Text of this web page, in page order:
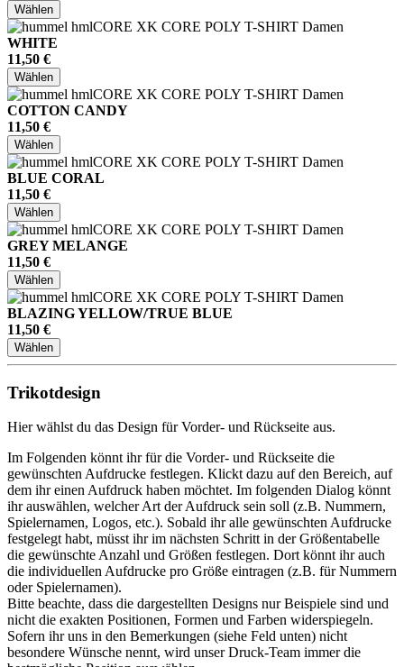
Wählen
WHITE
11,50 €
Wählen
COTTON CANDY
11,50 €
Wählen
BLUE CORAL
11,50 €
Wählen
GREY MELANGE
11,50 €
Wählen
BLAZING YELLOW/TRUE BLUE
11,50 €
Wählen
Trikotdesign
Hier wählst du das Design für Vorder- und Rückseite aus.
Im Folgenden könnt ihr für die Vorder- und Rückseite die
gewünschten Aufdrucke festlegen. Klickt dazu auf den Bereich, auf
dem ihr einen Aufdruck haben möchtet. Im folgenden Dialog könnt
ihr auswählen, welcher Art der Aufdruck sein soll (z.B. Nummern,
Spielernamen, Logos, etc.). Sobald ihr alle gewünschten Aufdrucke
festgelegt habt, müsst ihr im nächsten Schritt in der Größentabelle
die gewünschte Anzahl und Größen festlegen. Dort könnt ihr auch
die individuellen Aufdrucke pro Größe eintragen (z.B. für Nummern
oder Spielernamen).
Bitte beachte, dass die dargestellten Designs nur Beispiele sind und
nicht die exakten Positionen, Formen und Farben widerspiegeln.
Sofern ihr uns in den Bemerkungen (siehe Feld unten) nicht
besondere Wünsche nennt, wird unser Druck-Team immer die